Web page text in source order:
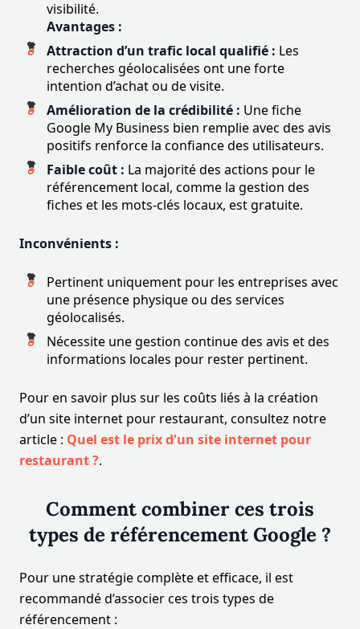
visibilité.
Avantages :
Attraction d’un trafic local qualifié : Les
recherches géolocalisées ont une forte
intention d’achat ou de visite.
Amélioration de la crédibilité : Une fiche
Google My Business bien remplie avec des avis
positifs renforce la confiance des utilisateurs.
Faible coût : La majorité des actions pour le
référencement local, comme la gestion des
fiches et les mots-clés locaux, est gratuite.
Inconvénients :
Pertinent uniquement pour les entreprises avec
une présence physique ou des services
géolocalisés.
Nécessite une gestion continue des avis et des
informations locales pour rester pertinent.
Pour en savoir plus sur les coûts liés à la création
d’un site internet pour restaurant, consultez notre
article : Quel est le prix d'un site internet pour
restaurant ?.
Comment combiner ces trois
types de référencement Google ?
Pour une stratégie complète et efficace, il est
recommandé d’associer ces trois types de
référencement :